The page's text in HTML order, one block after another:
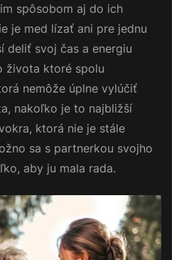
spôsobom aj do ich
je med lízať ani pre jednu
deliť svoj čas a energiu
života ktoré spolu
nemôže úplne vylúčiť
nakoľko je to najbližší
ktorá nie je stále
sa s partnerkou svojho
aby ju mala rada.